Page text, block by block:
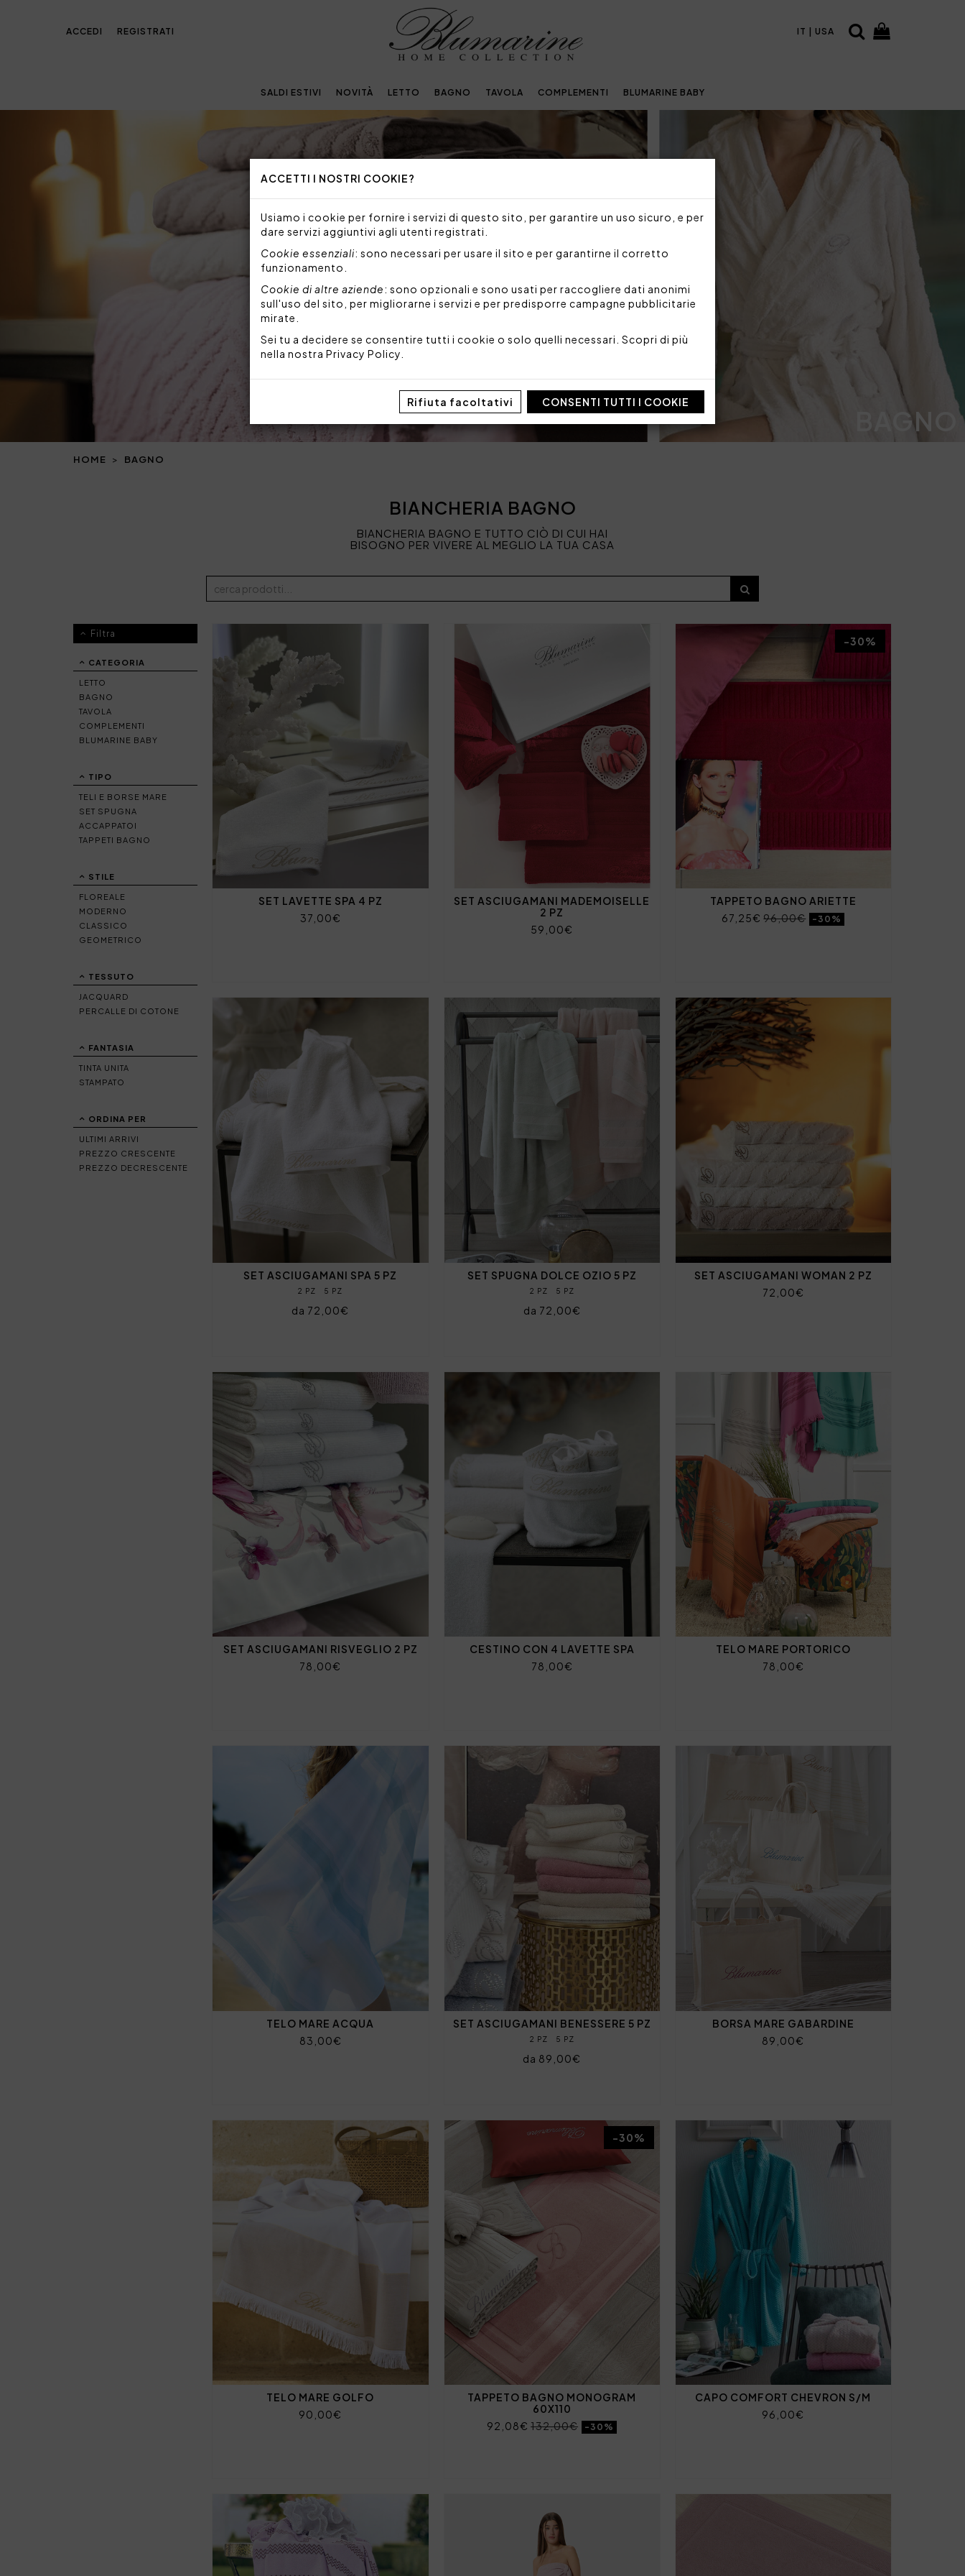
ACCETTI I NOSTRI COOKIE?
Usiamo i cookie per fornire i servizi di questo sito, per garantire un uso sicuro, e per
dare servizi aggiuntivi agli utenti registrati.
Cookie essenziali: sono necessari per usare il sito e per garantirne il corretto
funzionamento.
Cookie di altre aziende: sono opzionali e sono usati per raccogliere dati anonimi
sull'uso del sito, per migliorarne i servizi e per predisporre campagne pubblicitarie
mirate.
Sei tu a decidere se consentire tutti i cookie o solo quelli necessari. Scopri di più
nella nostra Privacy Policy
Rifiuta facoltativi CONSENTI TUTTI I COOKIE
ACCEDI REGISTRATI IT | USA
SALDI ESTIVI NOVITÀ LETTO BAGNO TAVOLA COMPLEMENTI BLUMARINE BABY
BAGNO
HOME BAGNO
BIANCHERIA BAGNO
BIANCHERIA BAGNO E TUTTO CIÒ DI CUI HAI
BISOGNO PER VIVERE AL MEGLIO LA TUA CASA
Filtra
CATEGORIA
LETTO
BAGNO
TAVOLA
COMPLEMENTI
BLUMARINE BABY
TIPO
TELI E BORSE MARE
SET SPUGNA
ACCAPPATOI
TAPPETI BAGNO
STILE
FLOREALE
MODERNO
CLASSICO
GEOMETRICO
TESSUTO
JACQUARD
PERCALLE DI COTONE
FANTASIA
TINTA UNITA
STAMPATO
ORDINA PER
ULTIMI ARRIVI
PREZZO CRESCENTE
PREZZO DECRESCENTE
SET LAVETTE SPA 4 PZ
37,00€
SET ASCIUGAMANI MADEMOISELLE
2 PZ
59,00€
TAPPETO BAGNO ARIETTE
67,25€96,00€ -30%
-30%
SET ASCIUGAMANI SPA 5 PZ
2 PZ 5 PZ
da 72,00€
SET SPUGNA DOLCE OZIO 5 PZ
2 PZ 5 PZ
da 72,00€
SET ASCIUGAMANI WOMAN 2 PZ
72,00€
SET ASCIUGAMANI RISVEGLIO 2 PZ
78,00€
CESTINO CON 4 LAVETTE SPA
78,00€
TELO MARE PORTORICO
78,00€
TELO MARE ACQUA
83,00€
SET ASCIUGAMANI BENESSERE 5 PZ
2 PZ 5 PZ
da 89,00€
BORSA MARE GABARDINE
89,00€
TELO MARE GOLFO
90,00€
TAPPETO BAGNO MONOGRAM
60X110
92,08€132,00€ -30%
-30%
CAPO COMFORT CHEVRON S/M
96,00€